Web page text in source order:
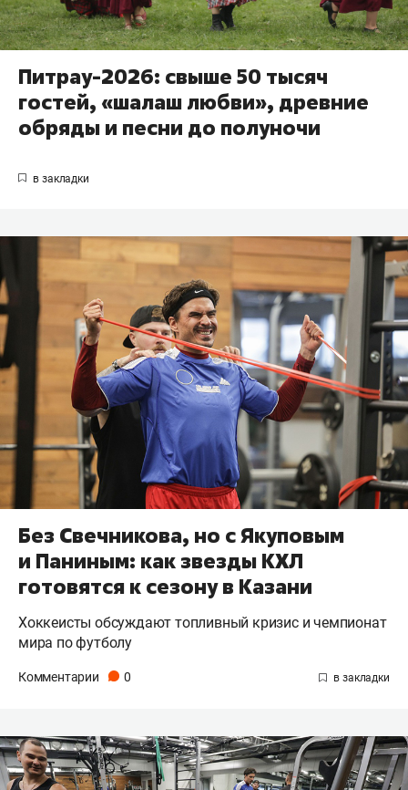
Питрау-2026: свыше 50 тысяч
гостей, «шалаш любви», древние
обряды и песни до полуночи
Без Свечникова, но с Якуповым
и Паниным: как звезды КХЛ
готовятся к сезону в Казани
Хоккеисты обсуждают топливный кризис и чемпионат
мира по футболу
Комментарии 0